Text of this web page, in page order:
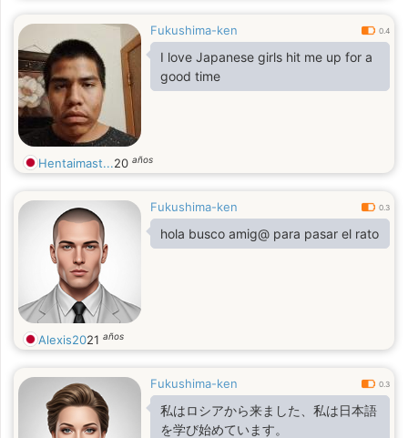
Fukushima-ken 0.4
I love Japanese girls hit me up for a
good time
Hentaimast...20 años
Fukushima-ken 0.3
hola busco amig@ para pasar el rato
Alexis2021 años
Fukushima-ken 0.3
私はロシアから来ました、私は日本語
を学び始めています。